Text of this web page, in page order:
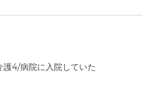
4/病院に入院していた